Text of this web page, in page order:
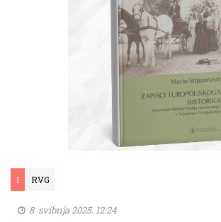
I RVG
8. svibnja 2025. 12:24